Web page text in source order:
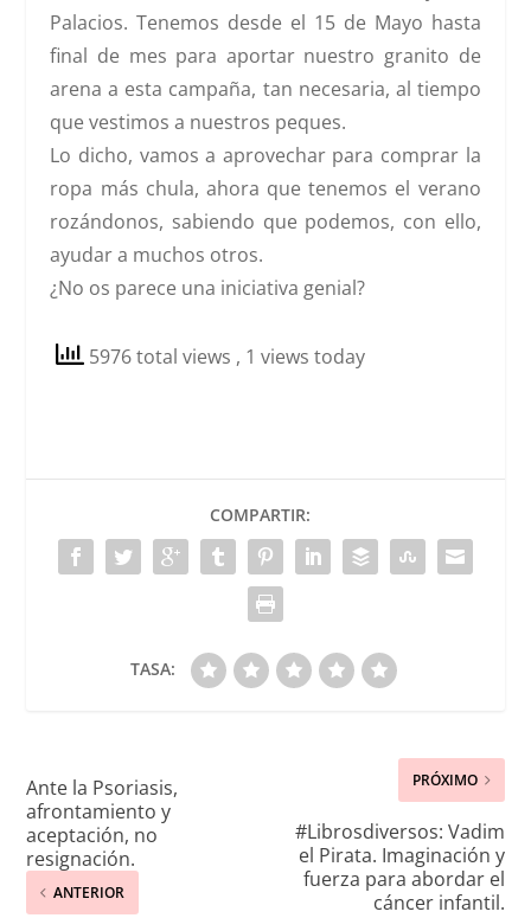
Palacios. Tenemos desde el 15 de Mayo hasta
final de mes para aportar nuestro granito de
arena a esta campaña, tan necesaria, al tiempo
que vestimos a nuestros peques.
Lo dicho, vamos a aprovechar para comprar la
ropa más chula, ahora que tenemos el verano
rozándonos, sabiendo que podemos, con ello,
ayudar a muchos otros.
¿No os parece una iniciativa genial?
5976 total views , 1 views today
COMPARTIR:
TASA:
Ante la Psoriasis,
afrontamiento y
aceptación, no
resignación.
ANTERIOR
PRÓXIMO
#Librosdiversos: Vadim
el Pirata. Imaginación y
fuerza para abordar el
cáncer infantil.